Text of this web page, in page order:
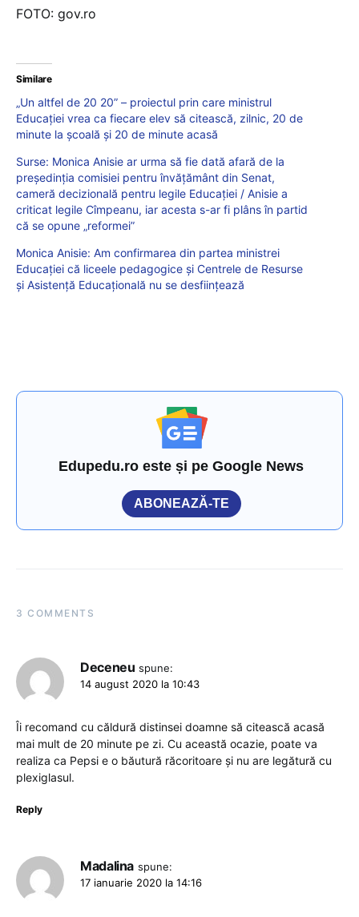
FOTO: gov.ro
Similare
„Un altfel de 20 20” – proiectul prin care ministrul
Educaţiei vrea ca fiecare elev să citească, zilnic, 20 de
minute la şcoală şi 20 de minute acasă
Surse: Monica Anisie ar urma să fie dată afară de la
președinția comisiei pentru învățământ din Senat,
cameră decizională pentru legile Educației / Anisie a
criticat legile Cîmpeanu, iar acesta s-ar fi plâns în partid
că se opune „reformei”
Monica Anisie: Am confirmarea din partea ministrei
Educației că liceele pedagogice și Centrele de Resurse
și Asistență Educațională nu se desființează
Edupedu.ro este și pe Google News
ABONEAZĂ-TE
3 COMMENTS
Deceneu spune:
14 august 2020 la 10:43
Îi recomand cu căldură distinsei doamne să citească acasă
mai mult de 20 minute pe zi. Cu această ocazie, poate va
realiza ca Pepsi e o băutură răcoritoare și nu are legătură cu
plexiglasul.
Reply
Madalina spune:
17 ianuarie 2020 la 14:16